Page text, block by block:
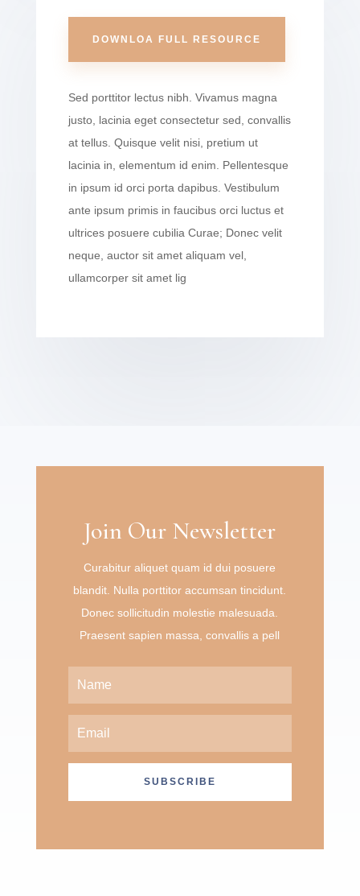
DOWNLOA FULL RESOURCE
Sed porttitor lectus nibh. Vivamus magna
justo, lacinia eget consectetur sed, convallis
at tellus. Quisque velit nisi, pretium ut
lacinia in, elementum id enim. Pellentesque
in ipsum id orci porta dapibus. Vestibulum
ante ipsum primis in faucibus orci luctus et
ultrices posuere cubilia Curae; Donec velit
neque, auctor sit amet aliquam vel,
ullamcorper sit amet lig
Join Our Newsletter
Curabitur aliquet quam id dui posuere
blandit. Nulla porttitor accumsan tincidunt.
Donec sollicitudin molestie malesuada.
Praesent sapien massa, convallis a pell
SUBSCRIBE